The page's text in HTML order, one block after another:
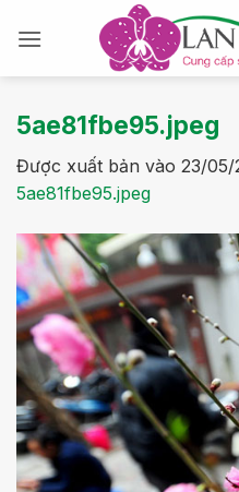
qua
5ae81fbe95.jpeg
Được xuất bản vào 23/05/
5ae81fbe95.jpeg